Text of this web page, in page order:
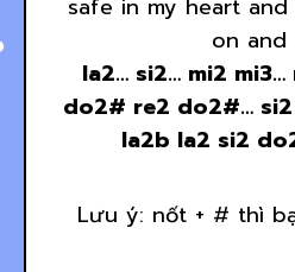
safe in my heart
on and
la2… si2… mi2
do2# re2 do2#…
la2b la2 si2
Lưu ý: nốt + # thì